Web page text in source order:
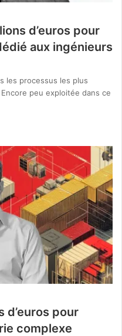
d’euros pour
aux ingénieurs
les processus les plus
peu exploitée dans ce
d’euros pour
complexe